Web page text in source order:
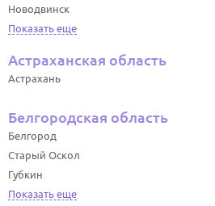
Новодвинск
Показать еще
Астраханская область
Астрахань
Белгородская область
Белгород
Старый Оскол
Губкин
Показать еще